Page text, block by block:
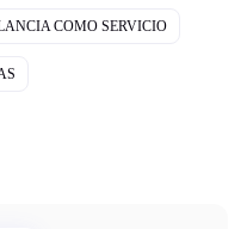
COMO SERVICIO